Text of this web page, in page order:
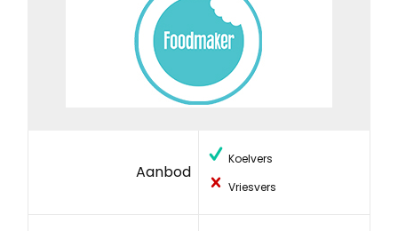
Aanbod
Koelvers
Vriesvers